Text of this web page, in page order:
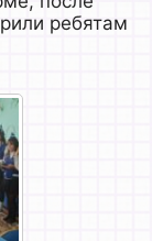
ребятам